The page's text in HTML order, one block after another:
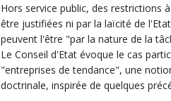
Hors service public, des restrictions
être justifiées ni par la laïcité de
peuvent l'être "par la nature de la
Le Conseil d'Etat évoque le cas
"entreprises de tendance", une
doctrinale, inspirée de quelques